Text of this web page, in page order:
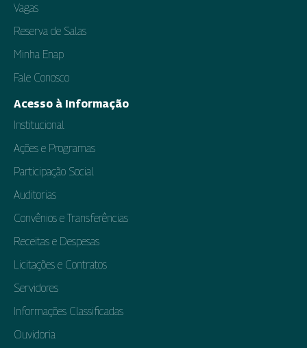
Vagas
Reserva de Salas
Minha Enap
Fale Conosco
Acesso à Informação
Institucional
Ações e Programas
Participação Social
Auditorias
Convênios e Transferências
Receitas e Despesas
Licitações e Contratos
Servidores
Informações Classificadas
Ouvidoria